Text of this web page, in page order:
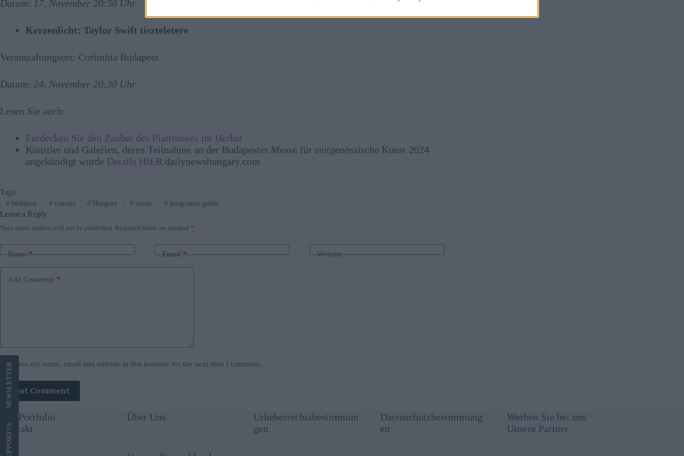
Datum: 17. November 20:30 Uhr
Kerzenlicht: Taylor Swift tiszteletere
Veranstaltungsort: Corinthia Budapest
Datum: 24. November 20:30 Uhr
Lesen Sie auch:
Entdecken Sie den Zauber des Plattensees im Herbst
Künstler und Galerien, deren Teilnahme an der Budapester Messe für zeitgenössische Kunst 2024
angekündigt wurde Details HIER dailynewshungary.com
Tags
#budapest #concert # Hungary # music # programm-guide
Leave a Reply
Your email address will not be published. Required fields are marked *
Name* Email* Website
Add Comment *
Save my name, email and website in this browser for the next time I comment.
Post Comment
SUPPORT
US
NEWS
LETTER
Our Portfolio
Kontakt
Über Uns
Urheberrechtsbestimmun
gen
Datenschutzbestimmung
en
Werben Sie bei uns
Unsere Partner